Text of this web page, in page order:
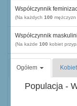
Współczynnik
(Na każdych 100
Współczynnik
(Na każde 100 kobiet
Ogółem
Populacja -